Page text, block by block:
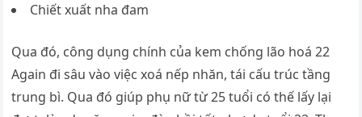
Chiết xuất nha đam
Qua đó, công dụng chính của kem chống lão hoá 22
Again đi sâu vào việc xoá nếp nhăn, tái cấu trúc tầng
trung bì. Qua đó giúp phụ nữ từ 25 tuổi có thế lấy lại